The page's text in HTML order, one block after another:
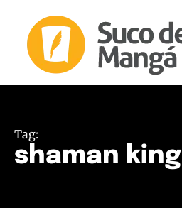
Tag:
shaman king